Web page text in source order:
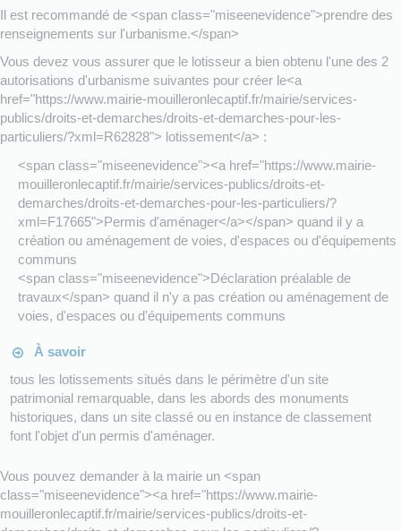
Il est recommandé de <span class="miseenevidence">prendre des
renseignements sur l'urbanisme.</span>
Vous devez vous assurer que le lotisseur a bien obtenu l'une des 2
autorisations d'urbanisme suivantes pour créer le<a
href="https://www.mairie-mouilleronlecaptif.fr/mairie/services-
publics/droits-et-demarches/droits-et-demarches-pour-les-
particuliers/?xml=R62828"> lotissement</a> :
<span class="miseenevidence"><a href="https://www.mairie-
mouilleronlecaptif.fr/mairie/services-publics/droits-et-
demarches/droits-et-demarches-pour-les-particuliers/?
xml=F17665">Permis d'aménager</a></span> quand il y a
création ou aménagement de voies, d'espaces ou d'équipements
communs
<span class="miseenevidence">Déclaration préalable de
travaux</span> quand il n'y a pas création ou aménagement de
voies, d'espaces ou d'équipements communs
À savoir
tous les lotissements situés dans le périmètre d'un site
patrimonial remarquable, dans les abords des monuments
historiques, dans un site classé ou en instance de classement
font l'objet d'un permis d'aménager.
Vous pouvez demander à la mairie un <span
class="miseenevidence"><a href="https://www.mairie-
mouilleronlecaptif.fr/mairie/services-publics/droits-et-